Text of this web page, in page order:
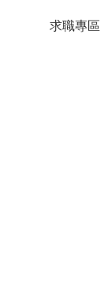
求職專區